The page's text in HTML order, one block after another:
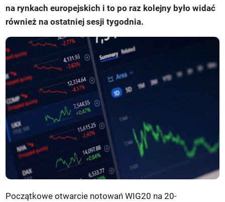
na rynkach europejskich i to po raz kolejny było widać
również na ostatniej sesji tygodnia.
Początkowe otwarcie notowań WIG20 na 20-